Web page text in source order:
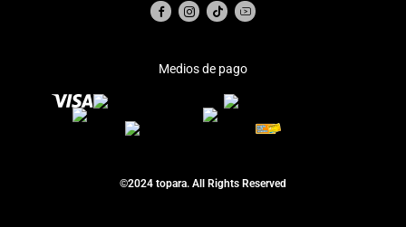
Medios de pago
©2024 topara. All Rights Reserved